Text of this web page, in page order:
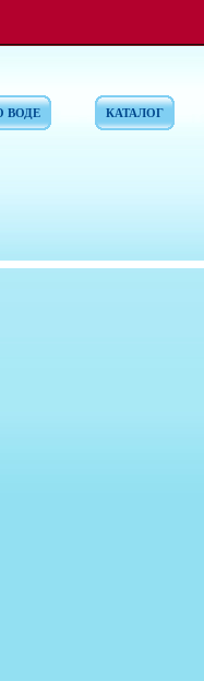
ВОДЕ КАТАЛОГ